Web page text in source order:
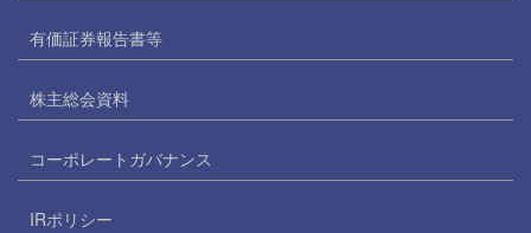
有価証券報告書等
株主総会資料
コーポレートガバナンス
IRポリシー